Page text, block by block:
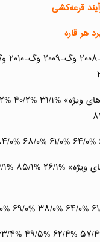
قرعه‌کشی
هر قاره